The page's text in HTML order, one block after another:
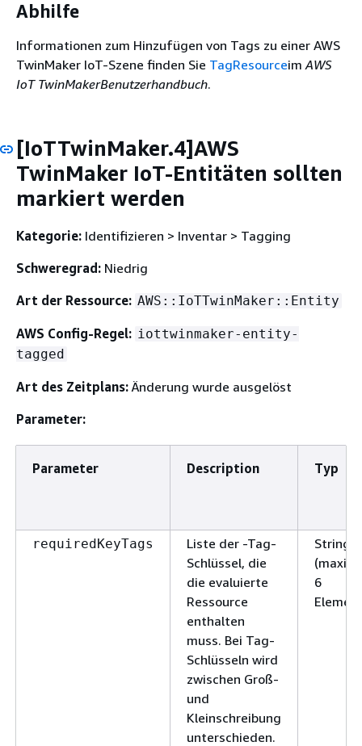
Abhilfe
Informationen zum Hinzufügen von Tags zu einer AWS
TwinMaker IoT-Szene finden Sie TagResourceim AWS
IoT TwinMakerBenutzerhandbuch.
[IoTTwinMaker.4]AWS
TwinMaker IoT-Entitäten sollten
markiert werden
Kategorie: Identifizieren > Inventar > Tagging
Schweregrad: Niedrig
Art der Ressource: AWS::IoTTwinMaker::Entity
AWS Config-Regel: iottwinmaker-entity-
tagged
Art des Zeitplans:Änderung wurde ausgelöst
Parameter:
Parameter Description Typ
requiredKeyTags
Liste der -Tag-
Schlüssel, die
die evaluierte
Ressource
enthalten
muss. Bei Tag-
Schlüsseln wird
zwischen Groß-
und
Kleinschreibung
unterschieden.
6